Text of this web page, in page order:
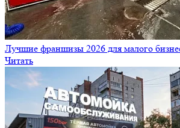
Лучшие франшизы 2026 для малого
Читать